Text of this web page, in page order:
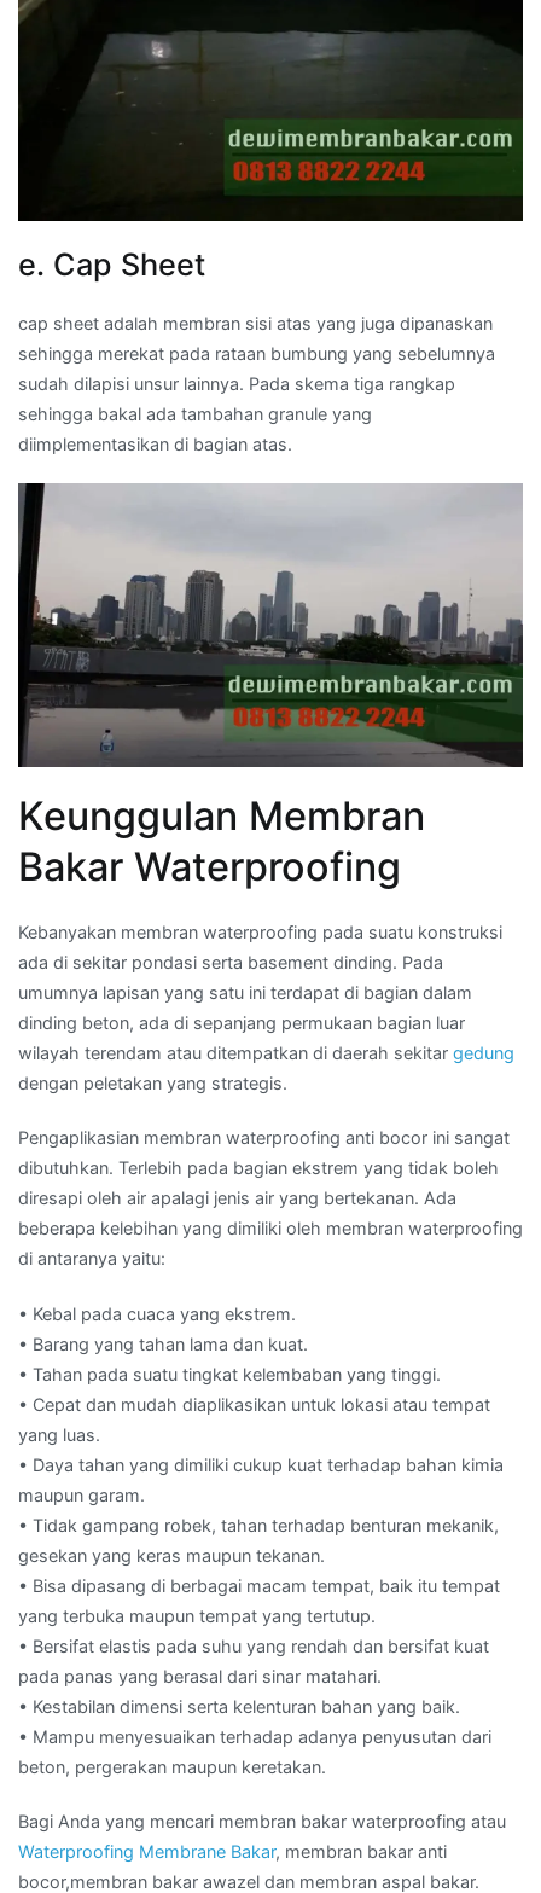
e. Cap Sheet
cap sheet adalah membran sisi atas yang juga dipanaskan
sehingga merekat pada rataan bumbung yang sebelumnya
sudah dilapisi unsur lainnya. Pada skema tiga rangkap
sehingga bakal ada tambahan granule yang
diimplementasikan di bagian atas.
Keunggulan Membran
Bakar Waterproofing
Kebanyakan membran waterproofing pada suatu konstruksi
ada di sekitar pondasi serta basement dinding. Pada
umumnya lapisan yang satu ini terdapat di bagian dalam
dinding beton, ada di sepanjang permukaan bagian luar
wilayah terendam atau ditempatkan di daerah sekitar gedung
dengan peletakan yang strategis.
Pengaplikasian membran waterproofing anti bocor ini sangat
dibutuhkan. Terlebih pada bagian ekstrem yang tidak boleh
diresapi oleh air apalagi jenis air yang bertekanan. Ada
beberapa kelebihan yang dimiliki oleh membran waterproofing
di antaranya yaitu:
• Kebal pada cuaca yang ekstrem.
• Barang yang tahan lama dan kuat.
• Tahan pada suatu tingkat kelembaban yang tinggi.
• Cepat dan mudah diaplikasikan untuk lokasi atau tempat
yang luas.
• Daya tahan yang dimiliki cukup kuat terhadap bahan kimia
maupun garam.
• Tidak gampang robek, tahan terhadap benturan mekanik,
gesekan yang keras maupun tekanan.
• Bisa dipasang di berbagai macam tempat, baik itu tempat
yang terbuka maupun tempat yang tertutup.
• Bersifat elastis pada suhu yang rendah dan bersifat kuat
pada panas yang berasal dari sinar matahari.
• Kestabilan dimensi serta kelenturan bahan yang baik.
• Mampu menyesuaikan terhadap adanya penyusutan dari
beton, pergerakan maupun keretakan.
Bagi Anda yang mencari membran bakar waterproofing atau
Waterproofing Membrane Bakar, membran bakar anti
bocor,membran bakar awazel dan membran aspal bakar.